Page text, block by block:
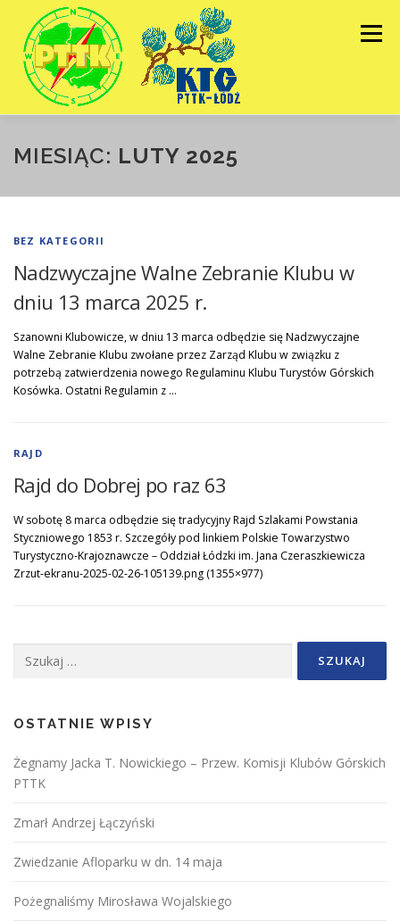
treści
Menu
HOME GALERIE KALENDARZ
MIESIĄC: LUTY 2025
BEZ KATEGORII
Nadzwyczajne Walne Zebranie Klubu w
dniu 13 marca 2025 r.
Szanowni Klubowicze, w dniu 13 marca odbędzie się Nadzwyczajne
Walne Zebranie Klubu zwołane przez Zarząd Klubu w związku z
potrzebą zatwierdzenia nowego Regulaminu Klubu Turystów Górskich
Kosówka. Ostatni Regulamin z …
RAJD
Rajd do Dobrej po raz 63
W sobotę 8 marca odbędzie się tradycyjny Rajd Szlakami Powstania
Styczniowego 1853 r. Szczegóły pod linkiem Polskie Towarzystwo
Turystyczno-Krajoznawcze – Oddział Łódzki im. Jana Czeraszkiewicza
Zrzut-ekranu-2025-02-26-105139.png (1355×977)
OSTATNIE WPISY
Żegnamy Jacka T. Nowickiego – Przew. Komisji Klubów Górskich
PTTK
Zmarł Andrzej Łączyński
Zwiedzanie Afloparku w dn. 14 maja
Pożegnaliśmy Mirosława Wojalskiego